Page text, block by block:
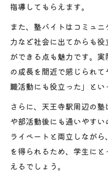
指導してもらえます。
また、塾バイトはコミュ
力など社会に出てからも
ができる点も魅力です。
の成長を間近で感じられ
職活動にも役立った」とい
さらに、天王寺駅周辺の
や部活動後にも通いやす
ライベートと両立しなが
を得られるため、学生に
えるでしょう。